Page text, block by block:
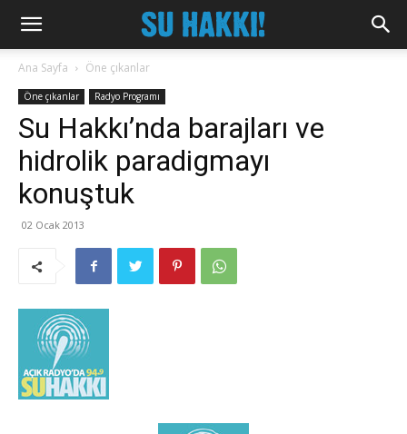
Ana Sayfa Öne çıkanlar
Öne çıkanlar Radyo Programı
Su Hakkı’nda barajları ve
hidrolik paradigmayı
konuştuk
02 Ocak 2013